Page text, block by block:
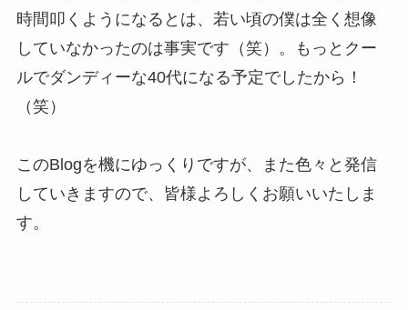
時間叩くようになるとは、若い頃の僕は全く想像
していなかったのは事実です（笑）。もっとクー
ルでダンディーな40代になる予定でしたから！
（笑）
このBlogを機にゆっくりですが、また色々と発信
していきますので、皆様よろしくお願いいたしま
す。